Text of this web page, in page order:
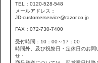
TEL：0120-528-548
メールアドレス：
JD-customerservice@razor.co.jp
FAX：072-730-7400
受付時間：10：00～17：00
時間外、及び祝祭日・定休日のお問
せ・